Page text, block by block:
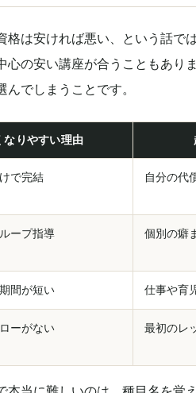
格は安ければ悪い、という話で
心の安い講座が合うこともあり
んでしまうことです。
なりやすい理由
で完結 自分の代
ープ指導 個別の癖
間が短い 仕事や育
ーがない 最初のレ